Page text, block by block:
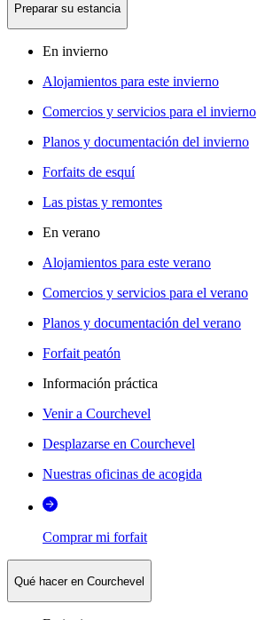
Preparar su estancia
En invierno
Alojamientos para este invierno
Comercios y servicios para el invierno
Planos y documentación del invierno
Forfaits de esquí
Las pistas y remontes
En verano
Alojamientos para este verano
Comercios y servicios para el verano
Planos y documentación del verano
Forfait peatón
Información práctica
Venir a Courchevel
Desplazarse en Courchevel
Nuestras oficinas de acogida
Comprar mi forfait
Qué hacer en Courchevel